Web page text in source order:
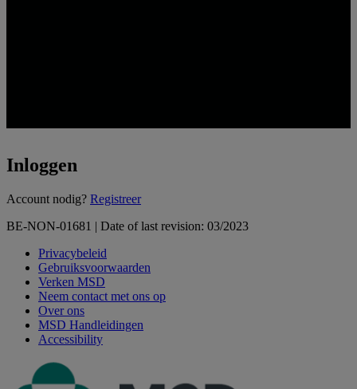
Inloggen
Loading...
Account nodig? Registreer
BE-NON-01681 | Date of last revision: 03/2023
Privacybeleid
Gebruiksvoorwaarden
Verken MSD
Neem contact met ons op
Over ons
MSD Handleidingen
Accessibility